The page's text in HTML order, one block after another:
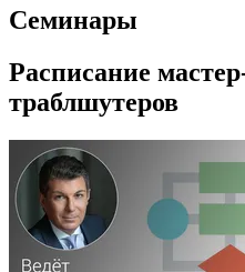
Семинары
Расписание
траблшутеров